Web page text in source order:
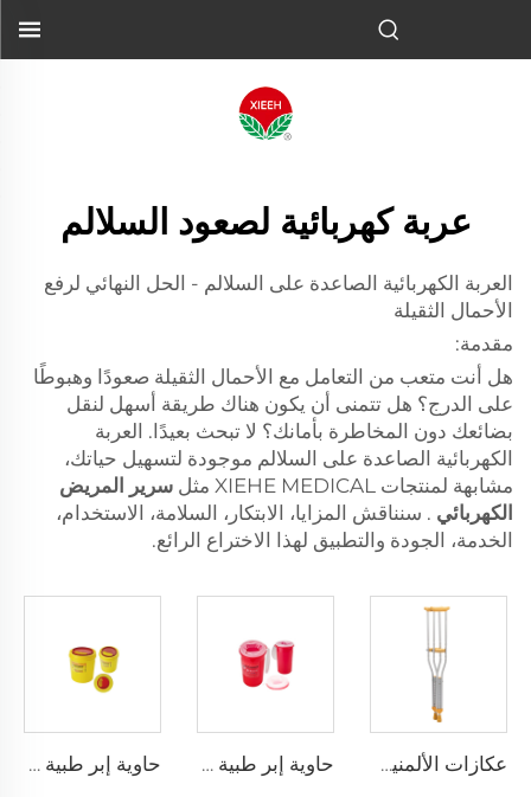
عربة كهربائية لصعود السلالم
العربة الكهربائية الصاعدة على السلالم - الحل النهائي لرفع
الأحمال الثقيلة
مقدمة:
هل أنت متعب من التعامل مع الأحمال الثقيلة صعودًا وهبوطًا
على الدرج؟ هل تتمنى أن يكون هناك طريقة أسهل لنقل
بضائعك دون المخاطرة بأمانك؟ لا تبحث بعيدًا. العربة
الكهربائية الصاعدة على السلالم موجودة لتسهيل حياتك،
مشابهة لمنتجات XIEHE MEDICAL مثل
سرير المريض
الكهربائي . سنناقش المزايا، الابتكار، السلامة، الاستخدام،
الخدمة، الجودة والتطبيق لهذا الاختراع الرائع.
عكازات الألمنيوم XHE-10 حاوية إبر طبية مقاومة للثقب XHE-08 حاوية إبر طبية دائرية XHE-08